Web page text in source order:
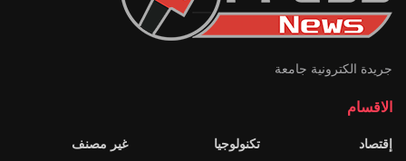
جريدة الكترونية جامعة
الاقسام
إقتصاد
تكنولوجيا
غير مصنف